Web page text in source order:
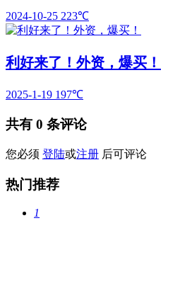
2024-10-25 223℃
利好来了！外资，爆买！
2025-1-19 197℃
共有 0 条评论
您必须 登陆或注册 后可评论
热门推荐
1